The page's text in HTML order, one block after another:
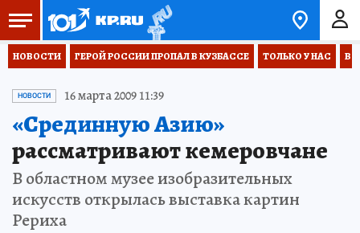
НОВОСТИ ГЕРОЙ РОССИИ ПРОПАЛ В КУЗБАССЕ ТОЛЬКО У НАС
НОВОСТИ 16 марта 2009 11:39
«Срединную Азию»
рассматривают кемеровчане
В областном музее изобразительных
искусств открылась выставка картин
Рериха